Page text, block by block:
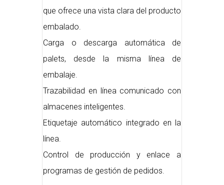
que ofrece una vista clara del producto
embalado.
Carga o descarga automática de
palets, desde la misma línea de
embalaje.
Trazabilidad en línea comunicado con
almacenes inteligentes.
Etiquetaje automático integrado en la
línea.
Control de producción y enlace a
programas de gestión de pedidos.